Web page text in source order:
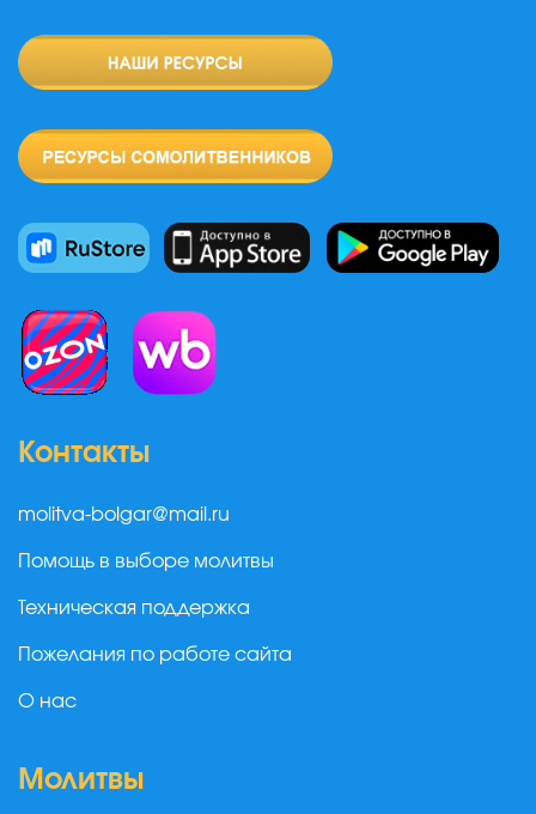
Контакты
molitva-bolgar@mail.ru
Помощь в выборе молитвы
Техническая поддержка
Пожелания по работе сайта
О нас
Молитвы